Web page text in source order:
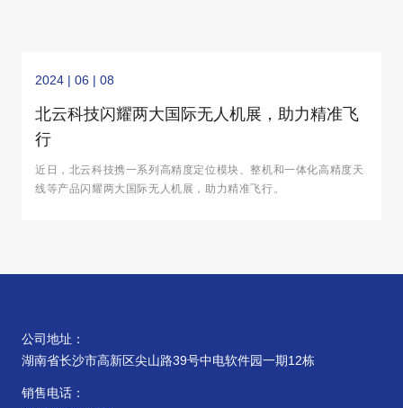
2024 | 06 | 08
北云科技闪耀两大国际无人机展，助力精准飞
行
近日，北云科技携一系列高精度定位模块、整机和一体化高精度天
线等产品闪耀两大国际无人机展，助力精准飞行。
公司地址：
湖南省长沙市高新区尖山路39号中电软件园一期12栋
销售电话：